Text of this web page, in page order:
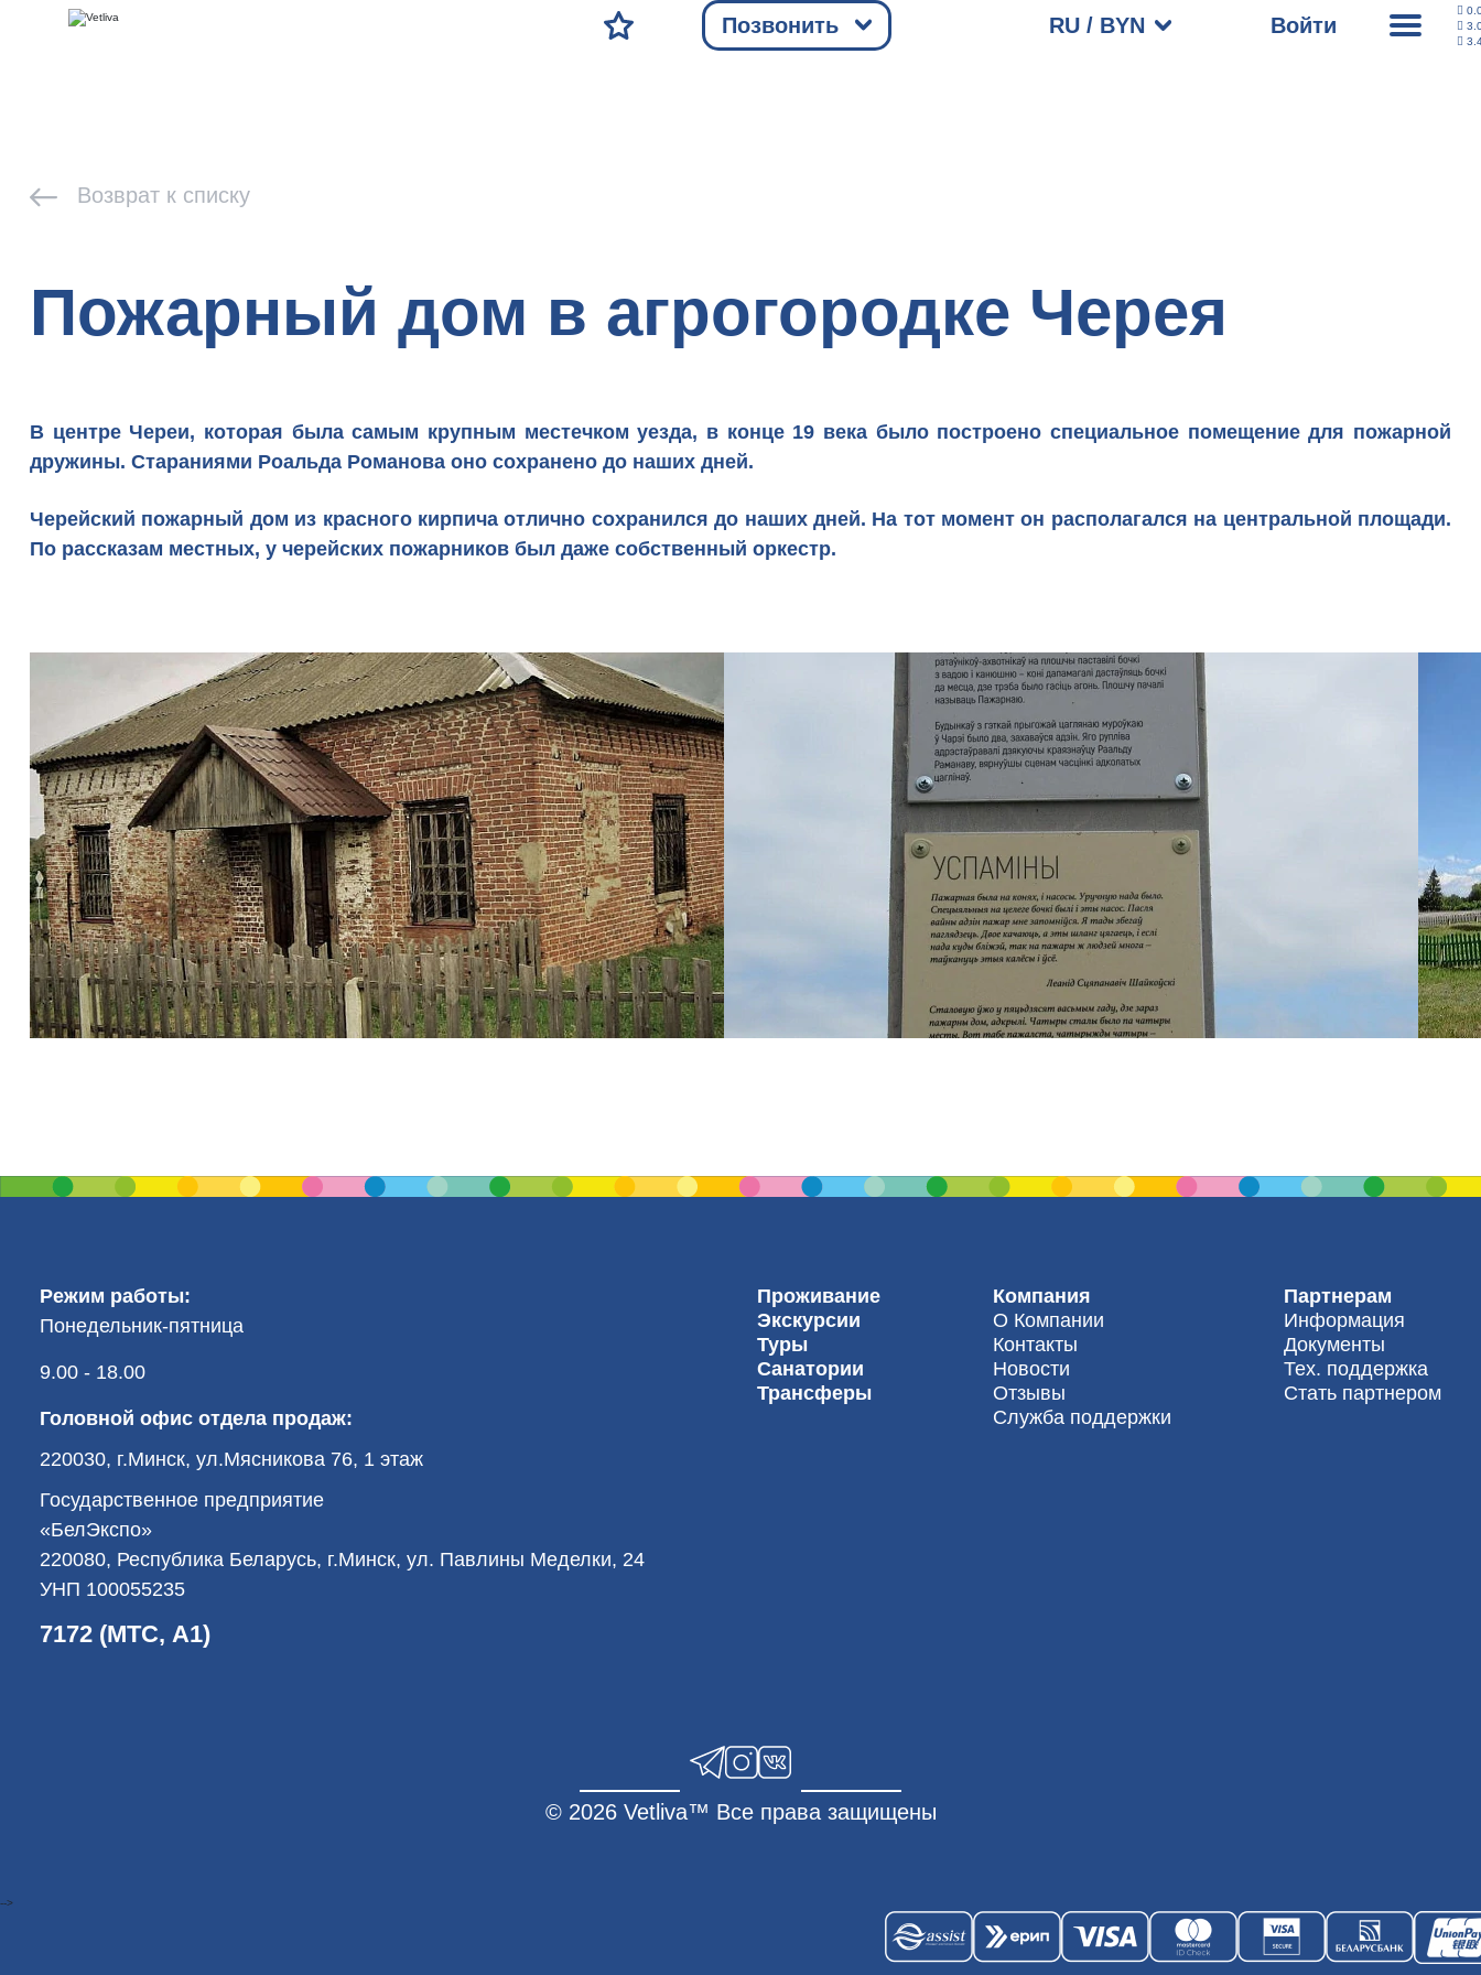
Позвонить RU / BYN Войти
Возврат к списку
Пожарный дом в агрогородке Черея
В центре Череи, которая была самым крупным местечком уезда, в конце 19 века было построено специальное помещение для пожарной
дружины. Стараниями Роальда Романова оно сохранено до наших дней.
Черейский пожарный дом из красного кирпича отлично сохранился до наших дней. На тот момент он располагался на центральной площади.
По рассказам местных, у черейских пожарников был даже собственный оркестр.
Режим работы:
Понедельник-пятница
9.00 - 18.00
Головной офис отдела продаж:
220030, г.Минск, ул.Мясникова 76, 1 этаж
Государственное предприятие
«БелЭкспо»
220080, Республика Беларусь, г.Минск, ул. Павлины Меделки, 24
УНП 100055235
7172 (МТС, А1)
Проживание
Экскурсии
Туры
Санатории
Трансферы
Компания
О Компании
Контакты
Новости
Отзывы
Служба поддержки
Партнерам
Информация
Документы
Тех. поддержка
Стать партнером
© 2026 Vetliva™ Все права защищены
-->